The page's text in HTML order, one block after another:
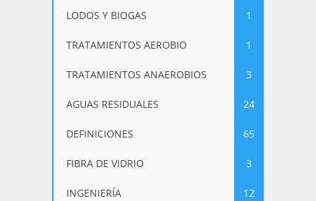
LODOS Y BIOGAS 1
TRATAMIENTOS AEROBIO 1
TRATAMIENTOS ANAEROBIOS 3
AGUAS RESIDUALES 24
DEFINICIONES 65
FIBRA DE VIDRIO 3
INGENIERÍA 12